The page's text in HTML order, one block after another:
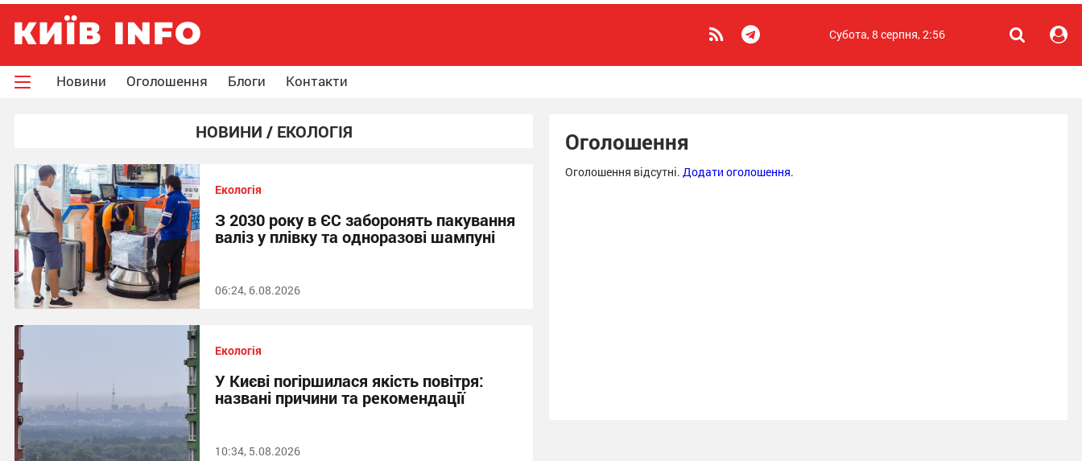
Субота, 8 серпня, 2:56
Новини Оголошення Блоги Контакти
НОВИНИ / ЕКОЛОГІЯ
Екологія
З 2030 року в ЄС заборонять пакування
валіз у плівку та одноразові шампуні
06:24, 6.08.2026
Екологія
У Києві погіршилася якість повітря:
названі причини та рекомендації
10:34, 5.08.2026
Оголошення
Оголошення відсутні. Додати оголошення.